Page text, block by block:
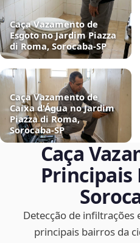
Caça Vazamento de
Esgoto no Jardim Piazza
di Roma, Sorocaba‑SP
Caça Vazamento de
Caixa d'Água no Jardim
Piazza di Roma,
Sorocaba‑SP
Caça
Principais
Detecção de infiltrações
principais bairros da